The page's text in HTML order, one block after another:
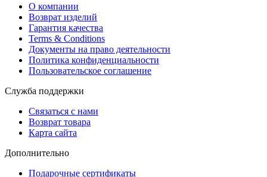
О компании
Возврат изделий
Гарантия качества
Terms & Conditions
Документы на право деятельности
Политика конфиденциальности
Пользовательское соглашение
Служба поддержки
Связаться с нами
Возврат товара
Карта сайта
Дополнительно
Подарочные сертификаты